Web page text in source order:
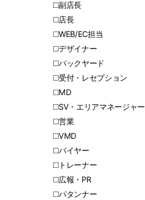
副店長
店長
WEB/EC担当
デザイナー
バックヤード
受付・レセプション
MD
SV・エリアマネージャー
営業
VMD
バイヤー
トレーナー
広報・PR
パタンナー